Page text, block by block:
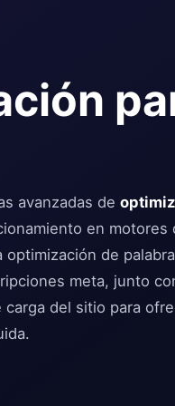
avanzadas de
en motores
de
meta, junto
carga del sitio para